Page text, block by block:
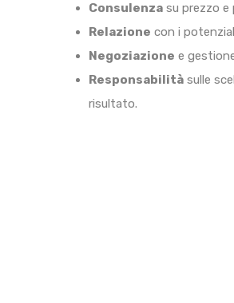
Consulenza su prezzo e
Relazione con i
Negoziazione e
Responsabilità sulle
risultato.